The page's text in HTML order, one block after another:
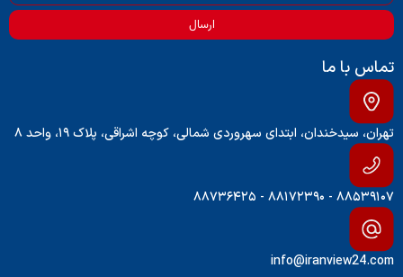
ارسال
تماس با ما
تهران، سیدخندان، ابتدای سهروردی شمالی، کوچه اشراقی، پلاک ۱۹، واحد ۸
۸۸۵۳۹۱۰۷ - ۸۸۱۷۲۳۹۰ - ۸۸۷۳۶۴۲۵
info@iranview24.com